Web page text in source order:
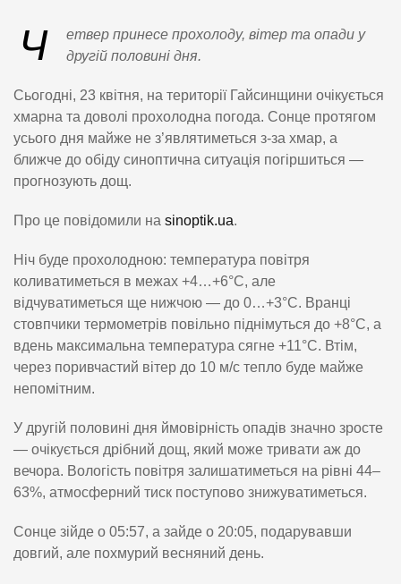
Ч
етвер принесе прохолоду, вітер та опади у
другій половині дня.
Сьогодні, 23 квітня, на території Гайсинщини очікується
хмарна та доволі прохолодна погода. Сонце протягом
усього дня майже не з’являтиметься з-за хмар, а
ближче до обіду синоптична ситуація погіршиться —
прогнозують дощ.
Про це повідомили на sinoptik.ua.
Ніч буде прохолодною: температура повітря
коливатиметься в межах +4…+6°C, але
відчуватиметься ще нижчою — до 0…+3°C. Вранці
стовпчики термометрів повільно піднімуться до +8°C, а
вдень максимальна температура сягне +11°C. Втім,
через поривчастий вітер до 10 м/с тепло буде майже
непомітним.
У другій половині дня ймовірність опадів значно зросте
— очікується дрібний дощ, який може тривати аж до
вечора. Вологість повітря залишатиметься на рівні 44–
63%, атмосферний тиск поступово знижуватиметься.
Сонце зійде о 05:57, а зайде о 20:05, подарувавши
довгий, але похмурий весняний день.